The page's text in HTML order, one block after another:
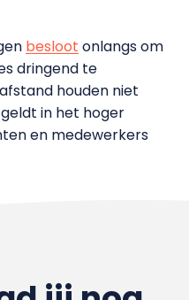
besloot onlangs om
dringend te
houden niet
in het hoger
en medewerkers